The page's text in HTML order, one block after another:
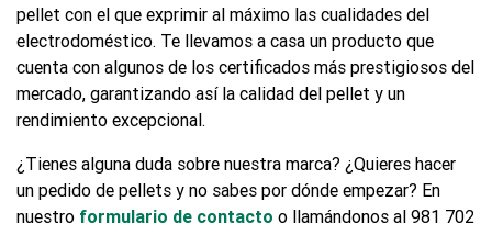
pellet con el que exprimir al máximo las cualidades del
electrodoméstico. Te llevamos a casa un producto que
cuenta con algunos de los certificados más prestigiosos del
mercado, garantizando así la calidad del pellet y un
rendimiento excepcional.
¿Tienes alguna duda sobre nuestra marca? ¿Quieres hacer
un pedido de pellets y no sabes por dónde empezar? En
nuestro formulario de contacto o llamándonos al 981 702